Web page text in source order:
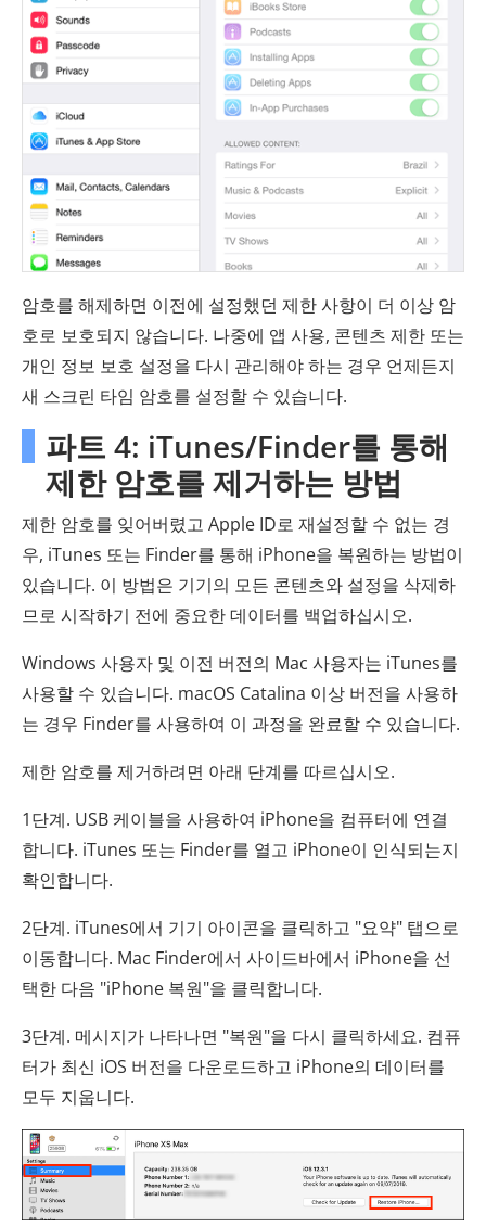
암호를 해제하면 이전에 설정했던 제한 사항이 더 이상 암
호로 보호되지 않습니다. 나중에 앱 사용, 콘텐츠 제한 또는
개인 정보 보호 설정을 다시 관리해야 하는 경우 언제든지
새 스크린 타임 암호를 설정할 수 있습니다.
파트 4: iTunes/Finder를 통해
제한 암호를 제거하는 방법
제한 암호를 잊어버렸고 Apple ID로 재설정할 수 없는 경
우, iTunes 또는 Finder를 통해 iPhone을 복원하는 방법이
있습니다. 이 방법은 기기의 모든 콘텐츠와 설정을 삭제하
므로 시작하기 전에 중요한 데이터를 백업하십시오.
Windows 사용자 및 이전 버전의 Mac 사용자는 iTunes를
사용할 수 있습니다. macOS Catalina 이상 버전을 사용하
는 경우 Finder를 사용하여 이 과정을 완료할 수 있습니다.
제한 암호를 제거하려면 아래 단계를 따르십시오.
1단계. USB 케이블을 사용하여 iPhone을 컴퓨터에 연결
합니다. iTunes 또는 Finder를 열고 iPhone이 인식되는지
확인합니다.
2단계. iTunes에서 기기 아이콘을 클릭하고 "요약" 탭으로
이동합니다. Mac Finder에서 사이드바에서 iPhone을 선
택한 다음 "iPhone 복원"을 클릭합니다.
3단계. 메시지가 나타나면 "복원"을 다시 클릭하세요. 컴퓨
터가 최신 iOS 버전을 다운로드하고 iPhone의 데이터를
모두 지웁니다.